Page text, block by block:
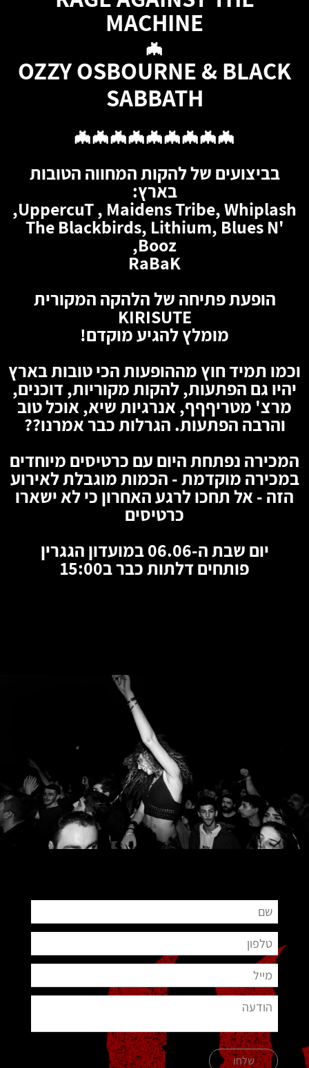
MACHINE
🦇
OZZY OSBOURNE & BLACK
SABBATH
🦇🦇🦇🦇🦇🦇🦇🦇🦇
בביצועים של להקות המחווה הטובות
בארץ:
UppercuT , Maidens Tribe, Whiplash,
The Blackbirds, Lithium, Blues N'
Booz,
RaBaK
הופעת פתיחה של הלהקה המקורית
KIRISUTE
מומלץ להגיע מוקדם!
וכמו תמיד חוץ מההופעות הכי טובות בארץ
יהיו גם הפתעות, להקות מקוריות, דוכנים,
מרצ' מטריףףף, אנרגיות שיא, אוכל טוב
והרבה הפתעות. הגרלות כבר אמרנו??
המכירה נפתחת היום עם כרטיסים מיוחדים
במכירה מוקדמת - הכמות מוגבלת לאירוע
הזה - אל תחכו לרגע האחרון כי לא ישארו
כרטיסים
יום שבת ה-06.06 במועדון הגגרין
פותחים דלתות כבר ב15:00
שלחו